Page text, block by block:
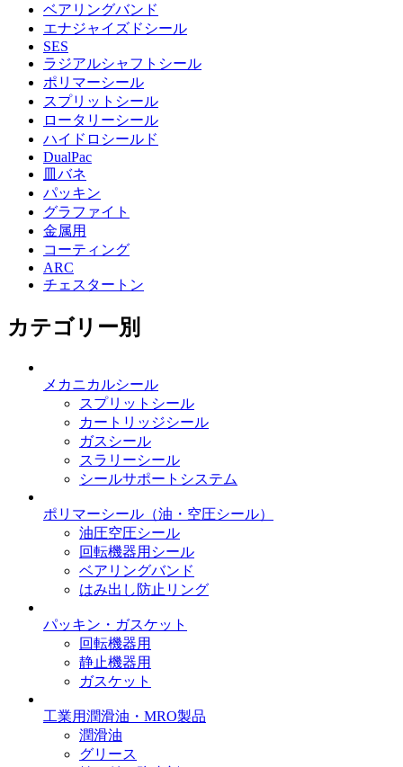
ベアリングバンド
エナジャイズドシール
SES
ラジアルシャフトシール
ポリマーシール
スプリットシール
ロータリーシール
ハイドロシールド
DualPac
皿バネ
パッキン
グラファイト
金属用
コーティング
ARC
チェスタートン
カテゴリー別
メカニカルシール
スプリットシール
カートリッジシール
ガスシール
スラリーシール
シールサポートシステム
ポリマーシール （油・空圧シール）
油圧空圧シール
回転機器用シール
ベアリングバンド
はみ出し防止リング
パッキン・ガスケット
回転機器用
静止機器用
ガスケット
工業用潤滑油・MRO製品
潤滑油
グリース